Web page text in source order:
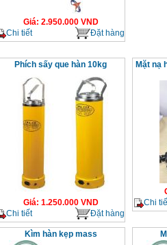
Giá: 2.950.000VND
Chi tiết
Đặt hàng
Phích sấy que hàn 10kg
Giá: 1.250.000VND
Chi tiết
Đặt hàng
Mặt nạ
Chi
Kìm hàn kẹp mass